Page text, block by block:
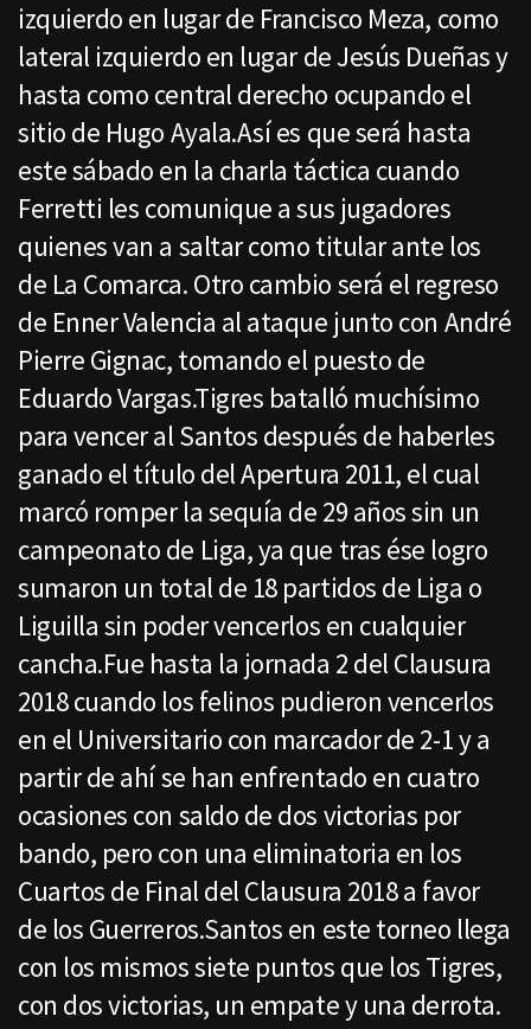
izquierdo en lugar de Francisco Meza, como
lateral izquierdo en lugar de Jesús Dueñas y
hasta como central derecho ocupando el
sitio de Hugo Ayala.Así es que será hasta
este sábado en la charla táctica cuando
Ferretti les comunique a sus jugadores
quienes van a saltar como titular ante los
de La Comarca. Otro cambio será el regreso
de Enner Valencia al ataque junto con André
Pierre Gignac, tomando el puesto de
Eduardo Vargas.Tigres batalló muchísimo
para vencer al Santos después de haberles
ganado el título del Apertura 2011, el cual
marcó romper la sequía de 29 años sin un
campeonato de Liga, ya que tras ése logro
sumaron un total de 18 partidos de Liga o
Liguilla sin poder vencerlos en cualquier
cancha.Fue hasta la jornada 2 del Clausura
2018 cuando los felinos pudieron vencerlos
en el Universitario con marcador de 2-1 y a
partir de ahí se han enfrentado en cuatro
ocasiones con saldo de dos victorias por
bando, pero con una eliminatoria en los
Cuartos de Final del Clausura 2018 a favor
de los Guerreros.Santos en este torneo llega
con los mismos siete puntos que los Tigres,
con dos victorias, un empate y una derrota.